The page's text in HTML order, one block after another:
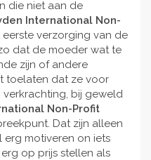
die niet aan de
International Non-
verzorging van de
dat de moeder wat te
zijn of andere
toelaten dat ze voor
bij geweld
Non-Profit
Dat zijn alleen
erg motiveren on iets
op prijs stellen als